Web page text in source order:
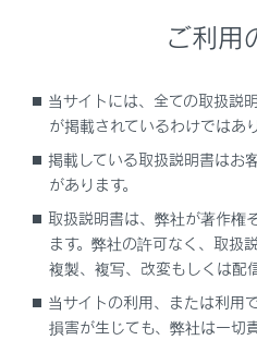
AHS（アダプティブハイ
AHB（オートマチックハ
合わせて見られているページ
ご利用
当サイトには、全ての取扱説
が掲載されているわけではあ
掲載している取扱説明書はお
があります。
取扱説明書は、弊社が著作権
ます。弊社の許可なく、取扱
複製、複写、改変もしくは配
当サイトの利用、または利用
損害が生じても、弊社は一切